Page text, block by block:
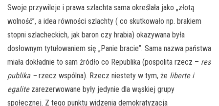
Swoje przywileje i prawa szlachta sama określała jako „złotą
wolność”, a idea równości szlachty ( co skutkowało np. brakiem
stopni szlacheckich, jak baron czy hrabia) okazywana była
dosłownym tytułowaniem się „Panie bracie”. Sama nazwa państwa
miała dokładnie to sam źródło co Republika (pospolita rzecz – res
publika –rzecz wspólna). Rzecz niestety w tym, że liberte i
egalite zarezerwowane były jedynie dla wąskiej grupy
społecznej. Z tego punktu widzenia demokratyzacja